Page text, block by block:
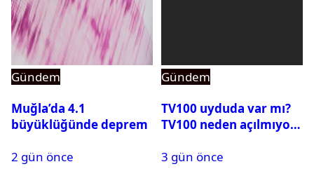
Gündem
Muğla’da 4.1
büyüklüğünde deprem
2 gün önce
Gündem
TV100 uyduda var mı?
TV100 neden açılmıyor?
3 gün önce